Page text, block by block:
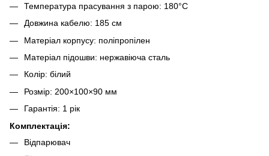
Температура прасування з парою: 180°C
Довжина кабелю: 185 см
Матеріал корпусу: поліпропілен
Матеріал підошви: нержавіюча сталь
Колір: білий
Розмір: 200×100×90 мм
Гарантія: 1 рік
Комплектація:
Відпарювач